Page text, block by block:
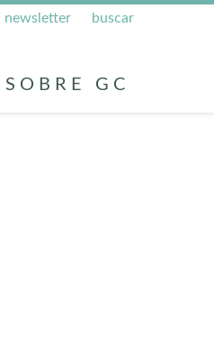
buscar
newsletter
SOBRE GC